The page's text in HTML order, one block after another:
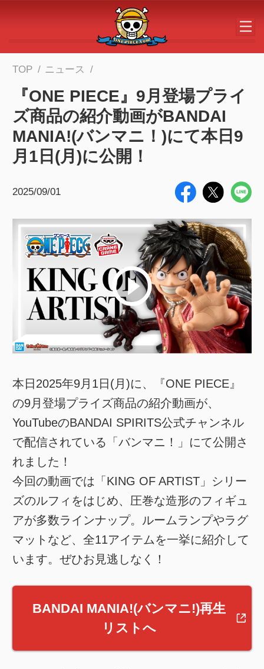
メインコンテンツへスキップする
TOP ニュース
『ONE PIECE』9月登場プライ
ズ商品の紹介動画がBANDAI
MANIA!(バンマニ！)にて本日9
月1日(月)に公開！
2025/09/01
本日2025年9月1日(月)に、『ONE PIECE』
の9月登場プライズ商品の紹介動画が、
YouTubeのBANDAI SPIRITS公式チャンネル
で配信されている「バンマニ！」にて公開さ
れました！
今回の動画では「KING OF ARTIST」シリー
ズのルフィをはじめ、圧巻な造形のフィギュ
アが多数ラインナップ。ルームランプやラグ
マットなど、全11アイテムを一挙に紹介して
います。ぜひお見逃しなく！
BANDAI MANIA!(バンマニ!)再生
リストへ